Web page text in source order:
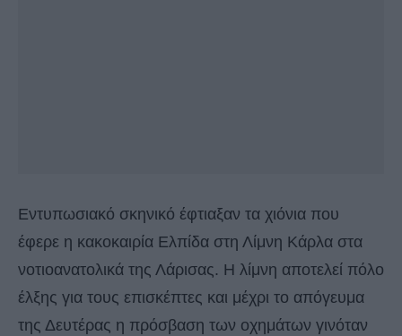
Εντυπωσιακό σκηνικό έφτιαξαν τα χιόνια που
έφερε η κακοκαιρία Ελπίδα στη Λίμνη Κάρλα στα
νοτιοανατολικά της Λάρισας. Η λίμνη αποτελεί πόλο
έλξης για τους επισκέπτες και μέχρι το απόγευμα
της Δευτέρας η πρόσβαση των οχημάτων γινόταν